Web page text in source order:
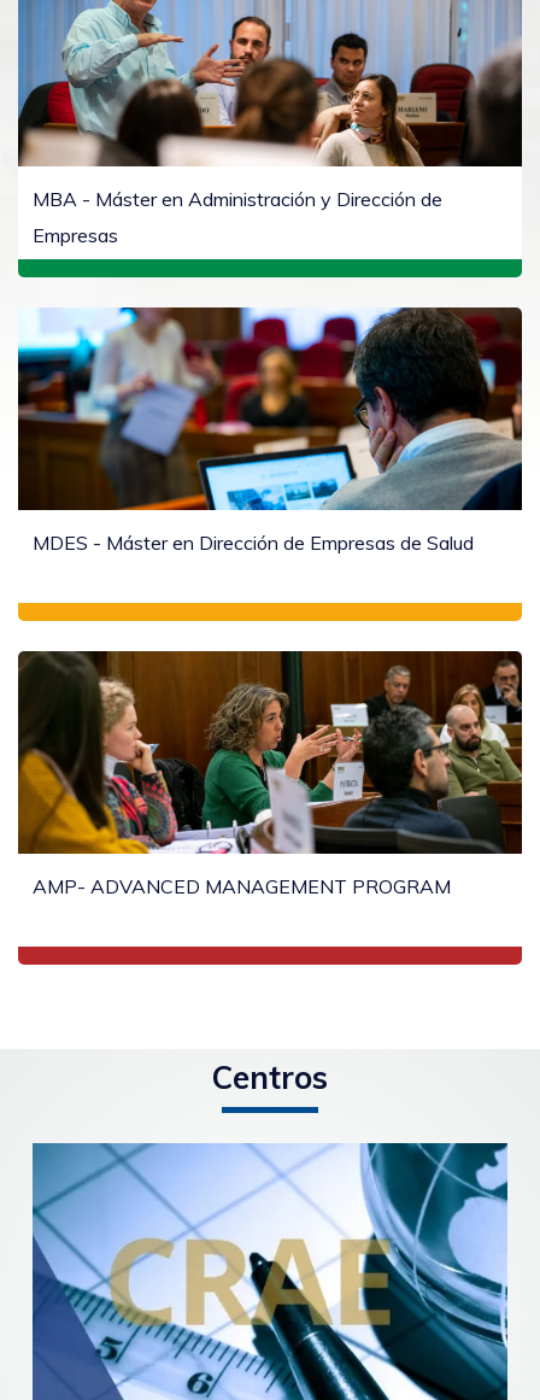
MBA - Máster en Administración y Dirección de
Empresas
MDES - Máster en Dirección de Empresas de Salud
AMP- ADVANCED MANAGEMENT PROGRAM
Centros